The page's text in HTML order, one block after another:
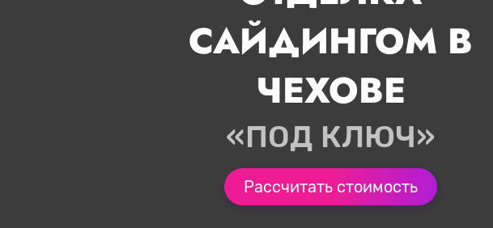
САЙДИНГОМ В
ЧЕХОВЕ
«ПОД КЛЮЧ»
Рассчитать стоимость